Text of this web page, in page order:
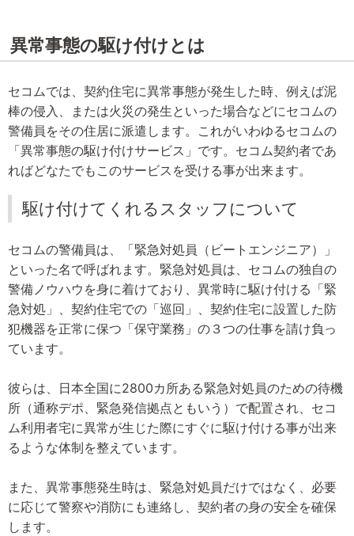
異常事態の駆け付けとは
セコムでは、契約住宅に異常事態が発生した時、例えば泥
棒の侵入、または火災の発生といった場合などにセコムの
警備員をその住居に派遣します。これがいわゆるセコムの
「異常事態の駆け付けサービス」です。セコム契約者であ
ればどなたでもこのサービスを受ける事が出来ます。
駆け付けてくれるスタッフについて
セコムの警備員は、「緊急対処員（ビートエンジニア）」
といった名で呼ばれます。緊急対処員は、セコムの独自の
警備ノウハウを身に着けており、異常時に駆け付ける「緊
急対処」、契約住宅での「巡回」、契約住宅に設置した防
犯機器を正常に保つ「保守業務」の３つの仕事を請け負っ
ています。
彼らは、日本全国に2800カ所ある緊急対処員のための待機
所（通称デポ、緊急発信拠点ともいう）で配置され、セコ
ム利用者宅に異常が生じた際にすぐに駆け付ける事が出来
るような体制を整えています。
また、異常事態発生時は、緊急対処員だけではなく、必要
に応じて警察や消防にも連絡し、契約者の身の安全を確保
します。